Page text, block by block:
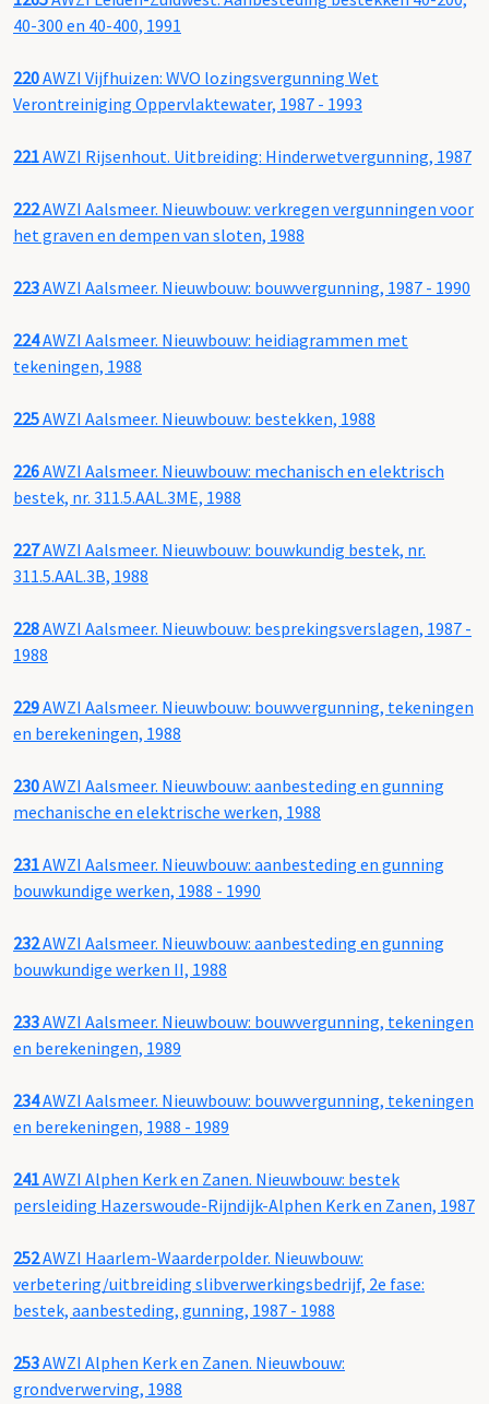
40-300 en 40-400, 1991
220AWZI Vijfhuizen: WVO lozingsvergunning Wet
Verontreiniging Oppervlaktewater, 1987 - 1993
221AWZI Rijsenhout. Uitbreiding: Hinderwetvergunning, 1987
222AWZI Aalsmeer. Nieuwbouw: verkregen vergunningen voor
het graven en dempen van sloten, 1988
223AWZI Aalsmeer. Nieuwbouw: bouwvergunning, 1987 - 1990
224AWZI Aalsmeer. Nieuwbouw: heidiagrammen met
tekeningen, 1988
225AWZI Aalsmeer. Nieuwbouw: bestekken, 1988
226AWZI Aalsmeer. Nieuwbouw: mechanisch en elektrisch
bestek, nr. 311.5.AAL.3ME, 1988
227AWZI Aalsmeer. Nieuwbouw: bouwkundig bestek, nr.
311.5.AAL.3B, 1988
228AWZI Aalsmeer. Nieuwbouw: besprekingsverslagen, 1987 -
1988
229AWZI Aalsmeer. Nieuwbouw: bouwvergunning, tekeningen
en berekeningen, 1988
230AWZI Aalsmeer. Nieuwbouw: aanbesteding en gunning
mechanische en elektrische werken, 1988
231AWZI Aalsmeer. Nieuwbouw: aanbesteding en gunning
bouwkundige werken, 1988 - 1990
232AWZI Aalsmeer. Nieuwbouw: aanbesteding en gunning
bouwkundige werken II, 1988
233AWZI Aalsmeer. Nieuwbouw: bouwvergunning, tekeningen
en berekeningen, 1989
234AWZI Aalsmeer. Nieuwbouw: bouwvergunning, tekeningen
en berekeningen, 1988 - 1989
241AWZI Alphen Kerk en Zanen. Nieuwbouw: bestek
persleiding Hazerswoude-Rijndijk-Alphen Kerk en Zanen, 1987
252AWZI Haarlem-Waarderpolder. Nieuwbouw:
verbetering/uitbreiding slibverwerkingsbedrijf, 2e fase:
bestek, aanbesteding, gunning, 1987 - 1988
253AWZI Alphen Kerk en Zanen. Nieuwbouw:
grondverwerving, 1988